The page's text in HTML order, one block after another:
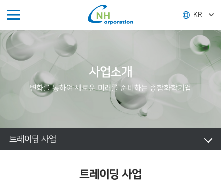
KR
사업소개
변화를 통하여 새로운 미래를 준비하는 종합화학기업
트레이딩 사업
트레이딩 사업